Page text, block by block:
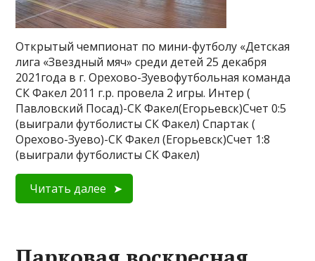
Открытый чемпионат по мини-футболу «Детская
лига «Звездный мяч» среди детей 25 декабря
2021года в г. Орехово-Зуевофутбольная команда
СК Факел 2011 г.р. провела 2 игры. Интер (
Павловский Посад)-СК Факел(Егорьевск)Счет 0:5
(выиграли футболисты СК Факел) Спартак (
Орехово-Зуево)-СК Факел (Егорьевск)Счет 1:8
(выиграли футболисты СК Факел)
Читать далее